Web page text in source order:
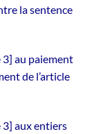
la sentence
au paiement
de l’article
aux entiers